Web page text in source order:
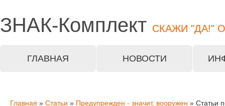
ЗНАК-Комплект СКАЖИ "ДА!"
ГЛАВНАЯ НОВОСТИ
Главная » Статьи » Предупрежден - значит, вооружен » Статьи